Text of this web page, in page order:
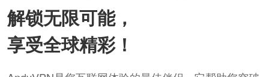
解锁无限可能，
享受全球精彩！